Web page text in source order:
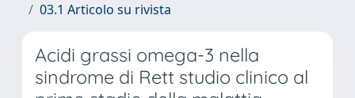
03.1 Articolo su rivista
Acidi grassi omega-3 nella
sindrome di Rett studio clinico al